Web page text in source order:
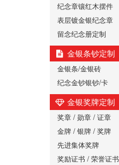
纪念章镶红木摆件
表层镀金银纪念章
留念纪念册定制
金银条钞定制
金银条/金银砖
纪念金钞银钞/卡
金银奖牌定制
奖章 / 勋章 / 证章
金牌 / 银牌 / 奖牌
先进集体奖牌
奖励证书 / 荣誉证书